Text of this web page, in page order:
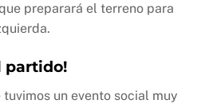
preparará el terreno para
partido!
un evento social muy